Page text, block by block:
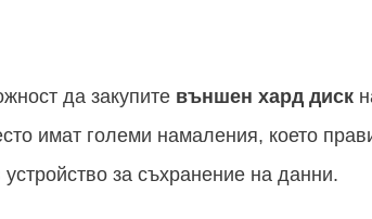
да закупите външен хард диск
имат големи намаления, което
за съхранение на данни.